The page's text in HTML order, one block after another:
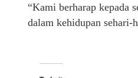
“Kami berharap kepada
dalam kehidupan